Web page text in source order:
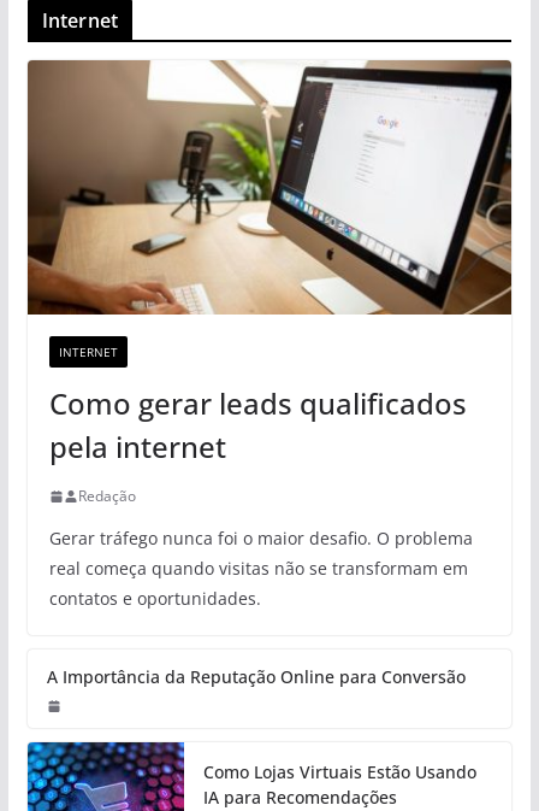
Internet
INTERNET
Como gerar leads qualificados
pela internet
Redação
Gerar tráfego nunca foi o maior desafio. O problema
real começa quando visitas não se transformam em
contatos e oportunidades.
A Importância da Reputação Online para Conversão
Como Lojas Virtuais Estão Usando
IA para Recomendações